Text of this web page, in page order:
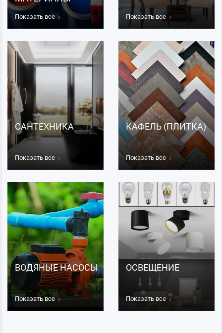
Показать все Показать все
САНТЕХНИКА
Показать все
КАФЕЛЬ (ПЛИТКА)
Показать все
ВОДЯНЫЕ НАСОСЫ
Показать все
ОСВЕЩЕНИЕ
Показать все